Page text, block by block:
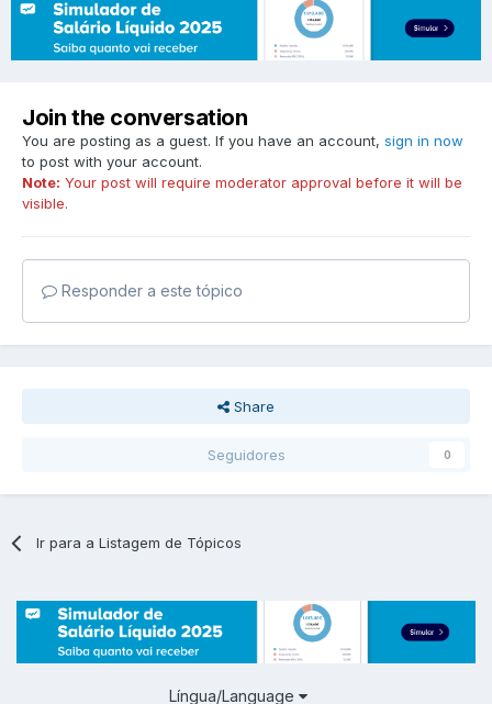
Join the conversation
You are posting as a guest. If you have an account, sign in now
to post with your account.
Note: Your post will require moderator approval before it will be
visible.
Responder a este tópico
Share
Seguidores 0
Ir para a Listagem de Tópicos
Língua/Language